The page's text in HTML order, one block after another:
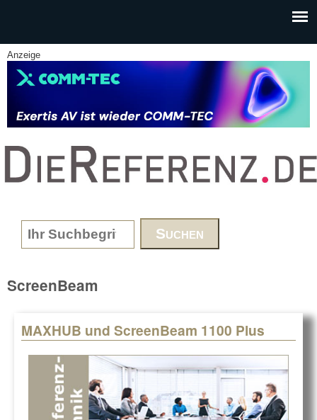
Anzeige
www.DieReferenz.de
Search form
ScreenBeam
MAXHUB und ScreenBeam 1100 Plus